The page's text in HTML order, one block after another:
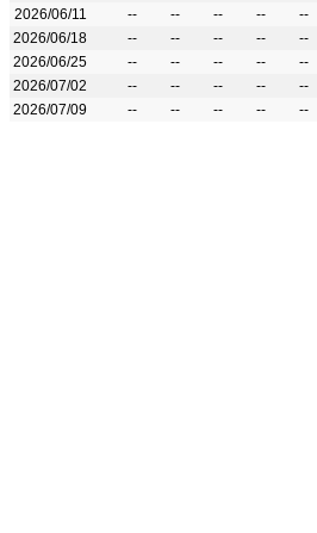
2026/06/11
-- -- -- -- --
2026/06/18
-- -- -- -- --
2026/06/25
-- -- -- -- --
2026/07/02
-- -- -- -- --
2026/07/09
-- -- -- -- --